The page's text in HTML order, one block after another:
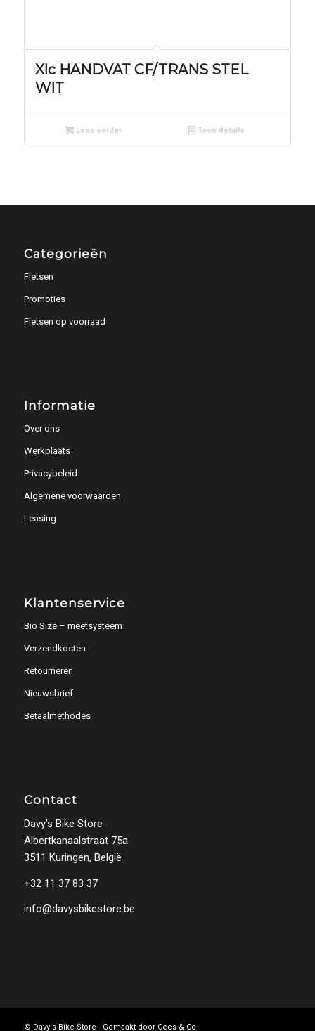
Xlc HANDVAT CF/TRANS STEL
WIT
Lees verder Toon details
Categorieën
Fietsen
Promoties
Fietsen op voorraad
Informatie
Over ons
Werkplaats
Privacybeleid
Algemene voorwaarden
Leasing
Klantenservice
Bio Size – meetsysteem
Verzendkosten
Retourneren
Nieuwsbrief
Betaalmethodes
Contact
Davy’s Bike Store
Albertkanaalstraat 75a
3511 Kuringen, België
+32 11 37 83 37
info@davysbikestore.be
© Davy's Bike Store - Gemaakt door Cees & Co